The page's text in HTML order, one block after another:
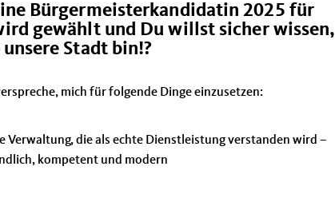
Bürgermeisterkandidatin 2025 für
gewählt und Du willst sicher wissen,
Stadt bin!?
mich für folgende Dinge einzusetzen:
Verwaltung, die als echte Dienstleistung verstanden wird –
kompetent und modern